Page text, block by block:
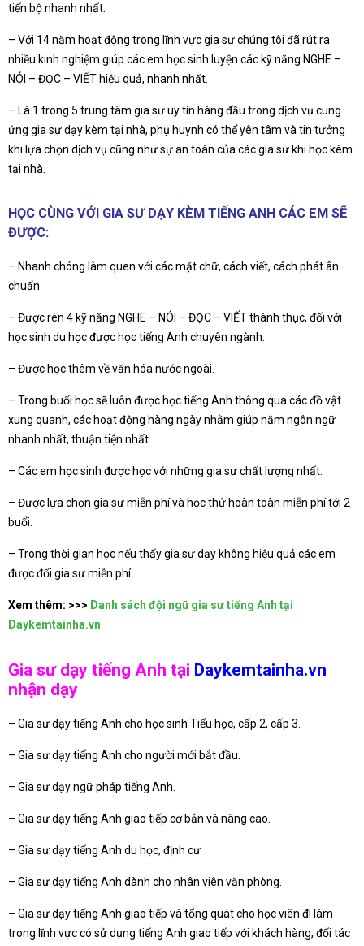
tiến bộ nhanh nhất.
– Với 14 năm hoạt động trong lĩnh vực gia sư chúng tôi đã rút ra
nhiều kinh nghiệm giúp các em học sinh luyện các kỹ năng NGHE –
NÓI – ĐỌC – VIẾT hiệu quả, nhanh nhất.
– Là 1 trong 5 trung tâm gia sư uy tín hàng đầu trong dịch vụ cung
ứng gia sư dạy kèm tại nhà, phụ huynh có thể yên tâm và tin tưởng
khi lựa chọn dịch vụ cũng như sự an toàn của các gia sư khi học kèm
tại nhà.
HỌC CÙNG VỚI GIA SƯ DẠY KÈM TIẾNG ANH CÁC EM SẼ
ĐƯỢC:
– Nhanh chóng làm quen với các mặt chữ, cách viết, cách phát ân
chuẩn
– Được rèn 4 kỹ năng NGHE – NÓI – ĐỌC – VIẾT thành thục, đối với
học sinh du học được học tiếng Anh chuyên ngành.
– Được học thêm về văn hóa nước ngoài.
– Trong buổi học sẽ luôn được học tiếng Anh thông qua các đồ vật
xung quanh, các hoạt động hàng ngày nhằm giúp nắm ngôn ngữ
nhanh nhất, thuận tiện nhất.
– Các em học sinh được học với những gia sư chất lượng nhất.
– Được lựa chọn gia sư miễn phí và học thử hoàn toàn miễn phí tới 2
buổi.
– Trong thời gian học nếu thấy gia sư dạy không hiệu quả các em
được đổi gia sư miễn phí.
Xem thêm: >>> Danh sách đội ngũ gia sư tiếng Anh tại
Daykemtainha.vn
Gia sư dạy tiếng Anh tại Daykemtainha.vn
nhận dạy
– Gia sư dạy tiếng Anh cho học sinh Tiểu học, cấp 2, cấp 3.
– Gia sư dạy tiếng Anh cho người mới bắt đầu.
– Gia sư dạy ngữ pháp tiếng Anh.
– Gia sư dạy tiếng Anh giao tiếp cơ bản và nâng cao.
– Gia sư dạy tiếng Anh du học, định cư
– Gia sư dạy tiếng Anh dành cho nhân viên văn phòng.
– Gia sư dạy tiếng Anh giao tiếp và tổng quát cho học viên đi làm
trong lĩnh vực có sử dụng tiếng Anh giao tiếp với khách hàng, đối tác